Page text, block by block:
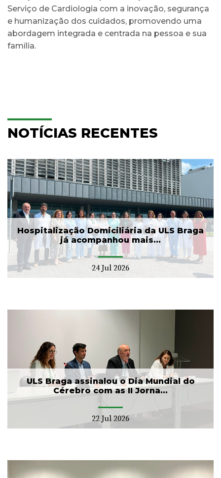
Serviço de Cardiologia com a inovação, segurança
e humanização dos cuidados, promovendo uma
abordagem integrada e centrada na pessoa e sua
família.
NOTÍCIAS RECENTES
Hospitalização Domiciliária da ULS Braga
já acompanhou mais...
24 Jul 2026
ULS Braga assinalou o Dia Mundial do
Cérebro com as II Jorna...
22 Jul 2026